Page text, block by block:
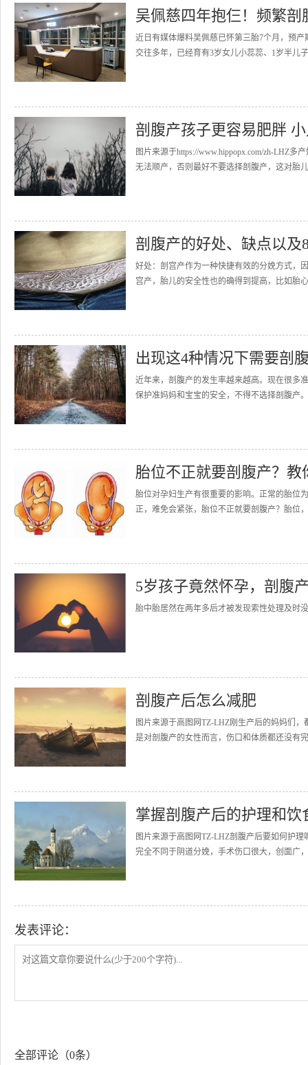
吴佩慈四年抱仨！频繁
近日有媒体爆料吴佩慈已怀第三胎7个月，预
交往多年，已经育有3岁女儿小蕊蕊、1岁半儿
剖腹产孩子更容易肥胖
图片来源于https://www.hippopx.com/zh-LHZ
无法顺产，否则最好不要选择剖腹产，这对胎
剖腹产的好处、缺点以及
好处：剖宫产作为一种快捷有效的分娩方式，
宫产，胎儿的安全性也的确得到提高，比如胎
出现这4种情况下需要剖
近年来，剖腹产的发生率越来越高。现在很多
保护准妈妈和宝宝的安全，不得不选择剖腹产
胎位不正就要剖腹产？教
胎位对孕妇生产有很重要的影响。正常的胎位
正，难免会紧张，胎位不正就要剖腹产？胎位
5岁孩子竟然怀孕，剖腹
胎中胎居然在两年多后才被发现索性处理及时
剖腹产后怎么减肥
图片来源于高图网TZ-LHZ刚生产后的妈妈们
是对剖腹产的女性而言，伤口和体质都还没有
掌握剖腹产后的护理和饮
图片来源于高图网TZ-LHZ剖腹产后要如何护
完全不同于阴道分娩，手术伤口很大，创面广
发表评论：
全部评论（0条）